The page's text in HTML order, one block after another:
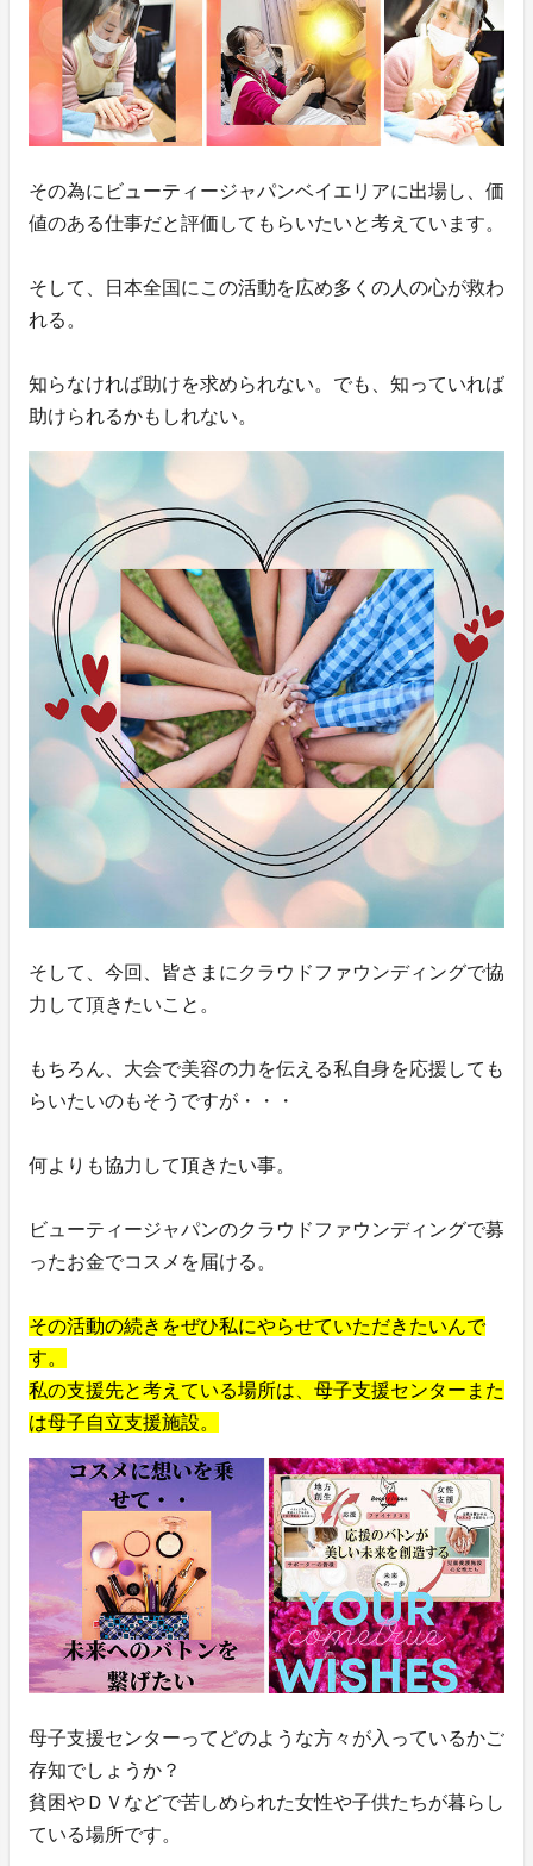
その為にビューティージャパンベイエリアに出場し、価
値のある仕事だと評価してもらいたいと考えています。
そして、日本全国にこの活動を広め多くの人の心が救わ
れる。
知らなければ助けを求められない。でも、知っていれば
助けられるかもしれない。
そして、今回、皆さまにクラウドファウンディングで協
力して頂きたいこと。
もちろん、大会で美容の力を伝える私自身を応援しても
らいたいのもそうですが・・・
何よりも協力して頂きたい事。
ビューティージャパンのクラウドファウンディングで募
ったお金でコスメを届ける。
その活動の続きをぜひ私にやらせていただきたいんで
す。
私の支援先と考えている場所は、母子支援センターまた
は母子自立支援施設。
母子支援センターってどのような方々が入っているかご
存知でしょうか？
貧困やＤＶなどで苦しめられた女性や子供たちが暮らし
ている場所です。